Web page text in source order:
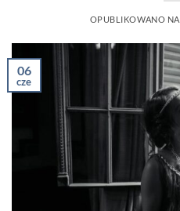
OPUBLIKOWANO NA
06
cze